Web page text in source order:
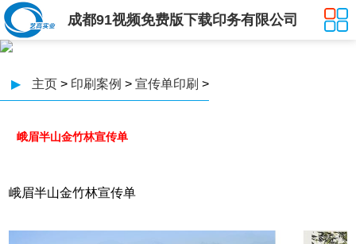
成都91视频免费版下载印务有限公司
▶ 主页 > 印刷案例 > 宣传单印刷 >
峨眉半山金竹林宣传单
峨眉半山金竹林宣传单